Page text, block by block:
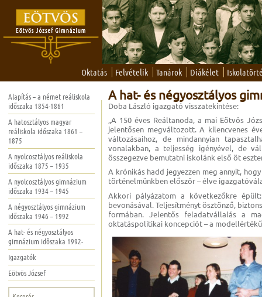
Oktatás Felvételik Tanárok Diákélet
Alapítás – a német reáliskola
időszaka 1854-1861
A hatosztályos magyar
reáliskola időszaka 1861 –
1875
A nyolcosztályos reáliskola
időszaka 1875 – 1935
A nyolcosztályos gimnázium
időszaka 1934 – 1945
A négyosztályos gimnázium
időszaka 1946 – 1992
A hat- és négyosztályos
gimnázium időszaka 1992-
Igazgatók
Eötvös József
Keresés:
A hat- és négyosztályos
Doba László igazgató visszatekintése:
„A 150 éves Reáltanoda, a mai Eötvös
jelentősen megváltozott. A kilencvenes
változásaihoz, de mindannyian
vonalakban, a teljesség igényével, de
összegezve bemutatni iskolánk első öt
A krónikás hadd jegyezzen meg annyit,
történelmünkben először – élve
Akkori pályázatom a következőkre
bevonásával. Teljesítményt ösztönző,
formában. Jelentős feladatvállalás a
oktatáspolitikai koncepciót – a